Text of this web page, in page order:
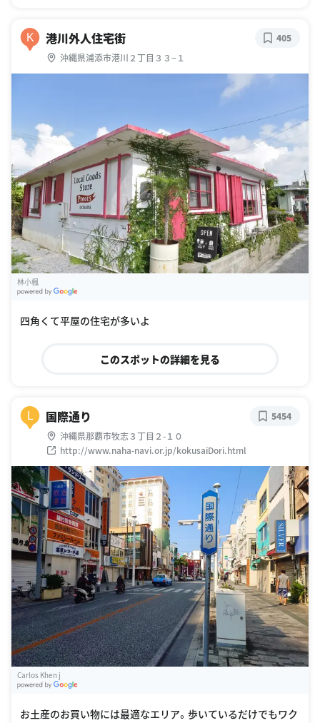
K 港川外人住宅街
沖縄県浦添市港川２丁目３３−１
405
林小楓
四角くて平屋の住宅が多いよ
このスポットの詳細を見る
L 国際通り
沖縄県那覇市牧志３丁目２-１０
http://www.naha-navi.or.jp/kokusaiDori.html
5454
Carlos Khen j
お土産のお買い物には最適なエリア。歩いているだけでもワク